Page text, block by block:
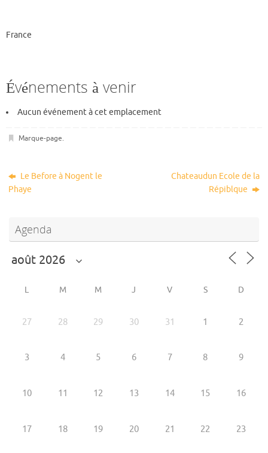
France
Événements à venir
Aucun événement à cet emplacement
Marque-page.
Le Before à Nogent le
Phaye
Chateaudun Ecole de la
Répiblque
Agenda
L M M J V S D
27 28 29 30 31 1 2
3 4 5 6 7 8 9
10 11 12 13 14 15 16
17 18 19 20 21 22 23